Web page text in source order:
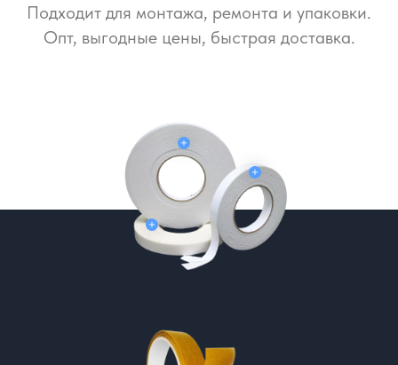
Подходит для монтажа, ремонта и упаковки.
Опт, выгодные цены, быстрая доставка.